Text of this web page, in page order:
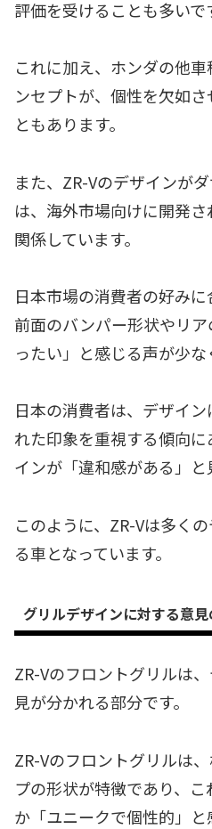
評価を受けることも多いで
これに加え、ホンダの他
ンセプトが、個性を欠如
ともあります。
また、ZR-Vのデザインが
は、海外市場向けに開発
関係しています。
日本市場の消費者の好み
前面のバンパー形状やリ
ったい」と感じる声が少な
日本の消費者は、デザイ
れた印象を重視する傾向
インが「違和感がある」と
このように、ZR-Vは多く
る車となっています。
グリルデザインに対する意
ZR-Vのフロントグリルは
見が分かれる部分です。
ZR-Vのフロントグリルは
プの形状が特徴であり、
か「ユニークで個性的」